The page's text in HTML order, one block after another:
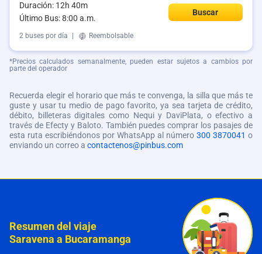
Duración: 12h 40m
Último Bus: 8:00 a.m.
Buscar
2 buses por día Reembolsable
*Precios calculados semanalmente, pueden estar sujetos a cambios por
parte del operador
Recuerda elegir el horario que más te convenga, la silla que más te
guste y usar tu medio de pago favorito, ya sea tarjeta de crédito,
débito, billeteras digitales como Nequi y DaviPlata, o efectivo a
través de Efecty y Baloto. También puedes comprar los pasajes de
esta ruta escribiéndonos por WhatsApp al número 300 3870041 o
enviando un correo a contactenos@pinbus.com
Resumen del viaje
Saravena a Bucaramanga